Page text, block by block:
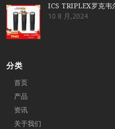
ICS TRIPLEX罗克韦
10 8 月,2024
分类
首页
产品
资讯
关于我们